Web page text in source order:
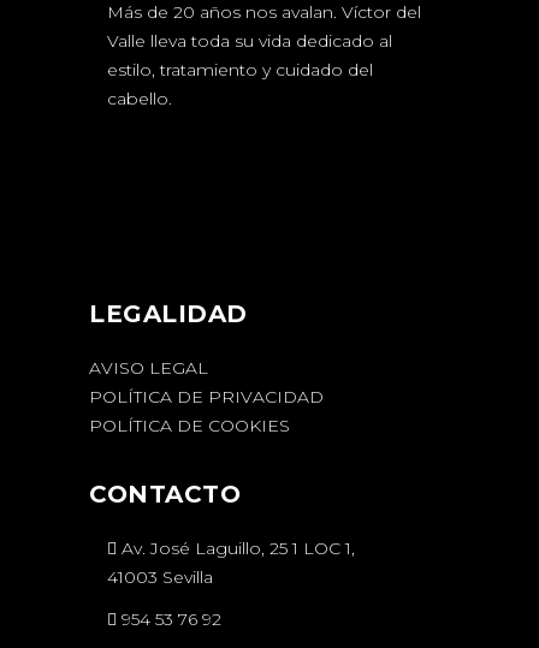
Más de 20 años nos avalan. Víctor del
Valle lleva toda su vida dedicado al
estilo, tratamiento y cuidado del
cabello.
LEGALIDAD
AVISO LEGAL
POLÍTICA DE PRIVACIDAD
POLÍTICA DE COOKIES
CONTACTO
Av. José Laguillo, 25 1 LOC 1,
41003 Sevilla
954 53 76 92